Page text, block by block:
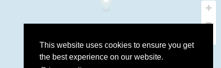
This website uses cookies to ensure you get
the best experience on our website.